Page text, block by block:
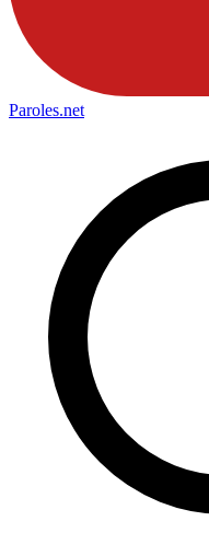
Paroles.net